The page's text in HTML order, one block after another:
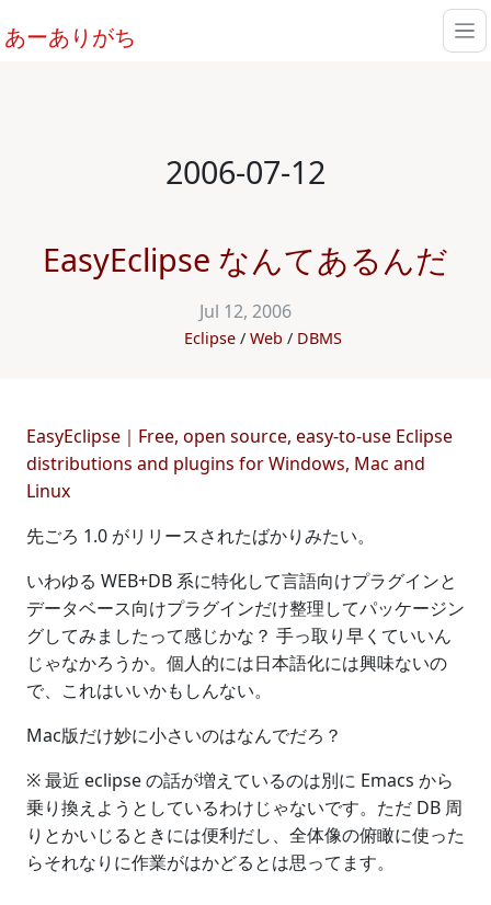
あーありがち
2006-07-12
EasyEclipse なんてあるんだ
Jul 12, 2006
Eclipse Web DBMS
EasyEclipse｜Free, open source, easy-to-use Eclipse
distributions and plugins for Windows, Mac and
Linux
先ごろ 1.0 がリリースされたばかりみたい。
いわゆる WEB+DB 系に特化して言語向けプラグインと
データベース向けプラグインだけ整理してパッケージン
グしてみましたって感じかな？ 手っ取り早くていいん
じゃなかろうか。個人的には日本語化には興味ないの
で、これはいいかもしんない。
Mac版だけ妙に小さいのはなんでだろ？
※ 最近 eclipse の話が増えているのは別に Emacs から
乗り換えようとしているわけじゃないです。ただ DB 周
りとかいじるときには便利だし、全体像の俯瞰に使った
らそれなりに作業がはかどるとは思ってます。